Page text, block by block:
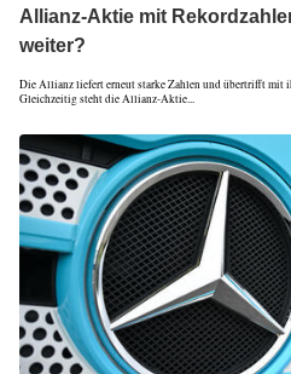
Allianz-Aktie mit
weiter?
Die Allianz liefert erneut starke Zahlen und übertrifft mit
Gleichzeitig steht die Allianz-Aktie...